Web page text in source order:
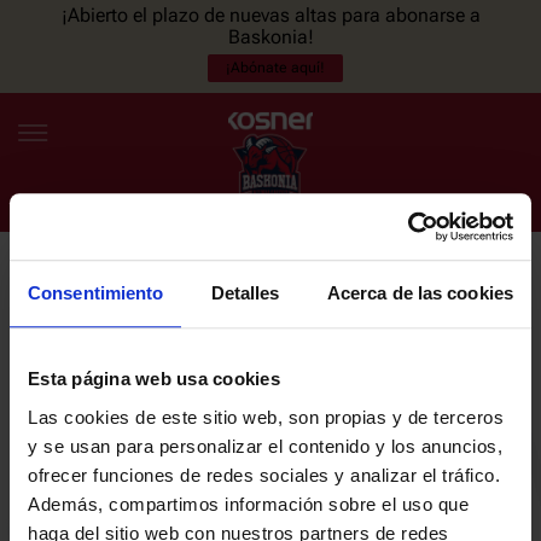
Consentimiento Detalles Acerca de las cookies
Esta página web usa cookies
Las cookies de este sitio web, son propias y de terceros
y se usan para personalizar el contenido y los anuncios,
ofrecer funciones de redes sociales y analizar el tráfico.
Además, compartimos información sobre el uso que
haga del sitio web con nuestros partners de redes
¡Abierto el plazo de nuevas altas para abonarse a
Baskonia!
¡Abónate aquí!
ES EU
NOTICIAS
PLANTILLA
ENTRADAS
NEWSLETTER
últimas noticias y promociones del club.
Email
He leído y acepto laPolítica de privacidaddel SASKI BASKONIA